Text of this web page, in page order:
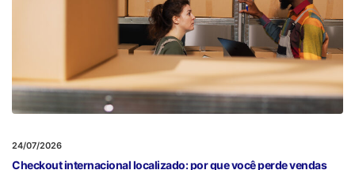
24/07/2026
Checkout internacional localizado: por que você perde vendas